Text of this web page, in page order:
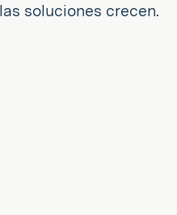
soluciones crecen.